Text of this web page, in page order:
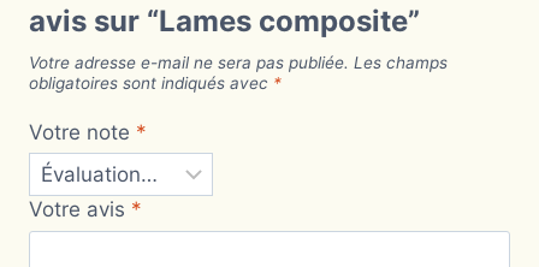
avis sur “Lames composite”
Votre adresse e-mail ne sera pas publiée. Les champs
obligatoires sont indiqués avec *
Votre note *
Votre avis *